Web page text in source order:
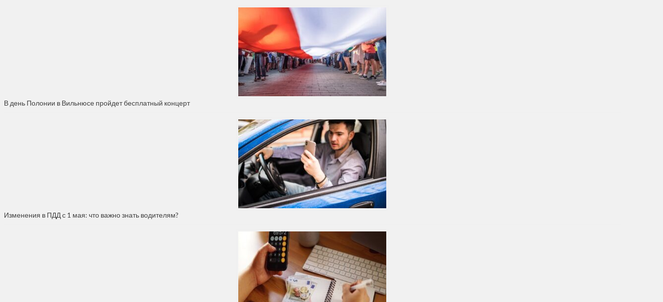
В день Полонии в Вильнюсе пройдет бесплатный концерт
Изменения в ПДД с 1 мая: что важно знать водителям?